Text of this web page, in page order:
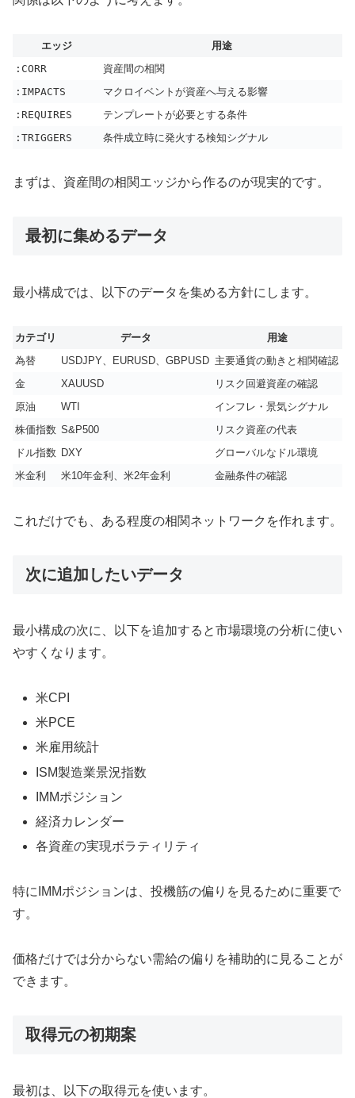
エッジ
用途
:CORR
資産間の相関
:IMPACTS
マクロイベントが資産へ与える影響
:REQUIRES
テンプレートが必要とする条件
:TRIGGERS
条件成立時に発火する検知シグナル
まずは、資産間の相関エッジから作るのが現実的です。
最初に集めるデータ
最小構成では、以下のデータを集める方針にします。
カテゴリ データ
用途
為替
USDJPY、EURUSD、GBPUSD 主要通貨の動きと相関確認
金
XAUUSD
リスク回避資産の確認
原油
WTI
インフレ・景気シグナル
株価指数 S&P500
リスク資産の代表
ドル指数 DXY
グローバルなドル環境
米金利
米10年金利、米2年金利 金融条件の確認
これだけでも、ある程度の相関ネットワークを作れます。
次に追加したいデータ
最小構成の次に、以下を追加すると市場環境の分析に使い
やすくなります。
米CPI
米PCE
米雇用統計
ISM製造業景況指数
IMMポジション
経済カレンダー
各資産の実現ボラティリティ
特にIMMポジションは、投機筋の偏りを見るために重要で
す。
価格だけでは分からない需給の偏りを補助的に見ることが
できます。
取得元の初期案
最初は、以下の取得元を使います。